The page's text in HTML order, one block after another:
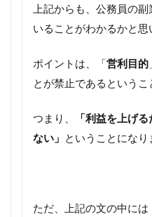
上記からも、公務員の
いることがわかるかと思
ポイントは、「営利目的
とが禁止であるというこ
つまり、
「利益を上げ
ない」
ということになり
ただ、上記の文の中に